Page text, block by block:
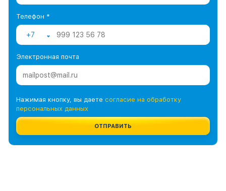
Телефон *
+7
Электронная почта
Нажимая кнопку, вы даете согласие на обработку
персональных данных
ОТПРАВИТЬ